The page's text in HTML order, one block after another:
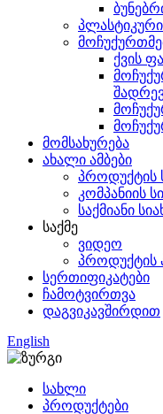
ქვის
მომსახურება
ახალი ამბები
პროდუქტის
კომპანიის
საქმიანი
საქმე
ვიდეო
პროდუქტის
სერთიფიკატები
ჩამოტვირთვა
დაგვიკავშირდით
English
სახლი
პროდუქტები